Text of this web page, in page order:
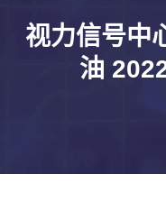
视力信号中
油